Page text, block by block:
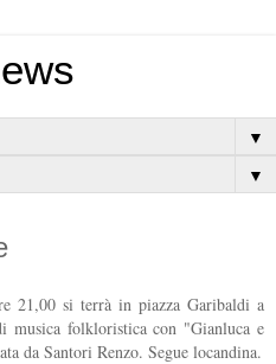
▼
▼
21,00 si terrà in piazza Garibaldi a
musica folkloristica con "Gianluca e
da Santori Renzo. Segue locandina.